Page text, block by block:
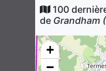
1
100
de Grandham
+
−